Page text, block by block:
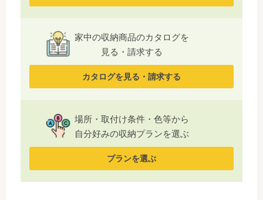
家中の収納商品のカタログを
見る・請求する
カタログを見る・請求する
場所・取付け条件・色等から
自分好みの収納プランを選ぶ
プランを選ぶ